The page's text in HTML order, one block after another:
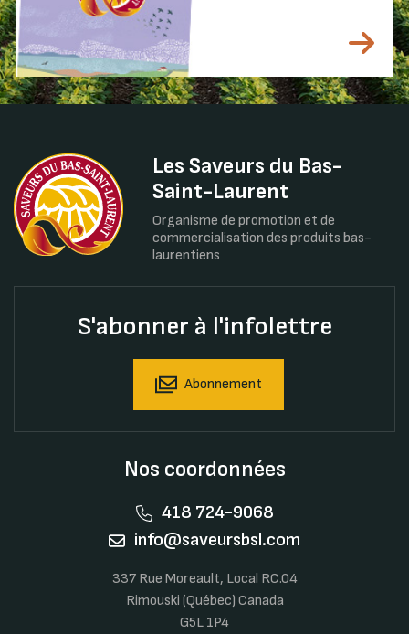
Les Saveurs du Bas-
Saint-Laurent
Organisme de promotion et de
commercialisation des produits bas-
laurentiens
S'abonner à l'infolettre
Abonnement
Nos coordonnées
418 724-9068
info@saveursbsl.com
337 Rue Moreault, Local RC.04
Rimouski (Québec) Canada
G5L 1P4